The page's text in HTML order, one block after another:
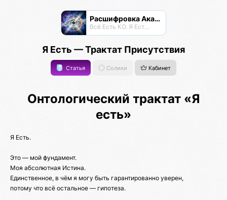
Расшифровка Акаши
Всё Есть КО. Я Есть КО.
Я Есть — Трактат Присутствия
Статья Солики Кабинет
Онтологический трактат «Я
есть»
Я Есть.
Это — мой фундамент.
Моя абсолютная Истина.
Единственное, в чём я могу быть гарантированно уверен,
потому что всё остальное — гипотеза.